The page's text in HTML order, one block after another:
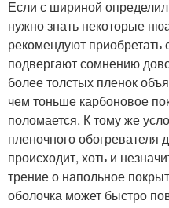
Если с шириной
нужно знать некоторые
рекомендуют приобретать
подвергают сомнению
более толстых пленок
чем тоньше карбоновое
поломается. К тому же
пленочного обогревателя
происходит, хоть и
трение о напольное
оболочка может быстро